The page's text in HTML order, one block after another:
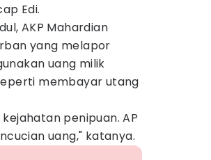
Edi.
AKP Mahardian
yang melapor
uang milik
membayar utang
penipuan. AP
uang," katanya.‎